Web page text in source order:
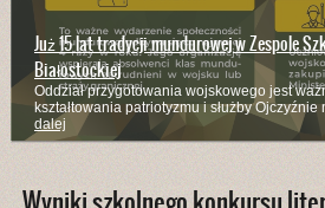
Już 15 lat tradycji mundurowej w Zespole
Białostockiej
Oddział przygotowania wojskowego jest
kształtowania patriotyzmu i służby Ojczyźnie
dalej